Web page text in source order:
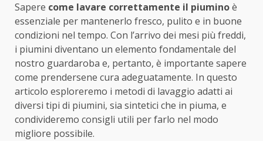
Sapere come lavare correttamente il piuminoè
essenziale per mantenerlo fresco, pulito e in buone
condizioni nel tempo. Con l’arrivo dei mesi più freddi,
i piumini diventano un elemento fondamentale del
nostro guardaroba e, pertanto, è importante sapere
come prendersene cura adeguatamente. In questo
articolo esploreremo i metodi di lavaggio adatti ai
diversi tipi di piumini, sia sintetici che in piuma, e
condivideremo consigli utili per farlo nel modo
migliore possibile.